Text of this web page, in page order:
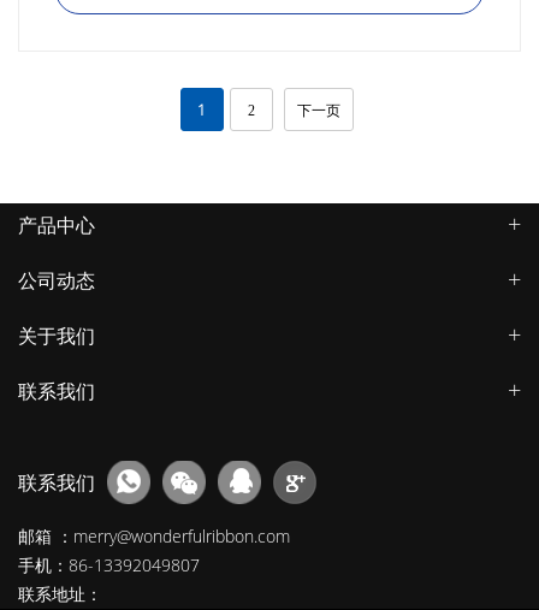
1 2 下一页
产品中心
公司动态
关于我们
联系我们
联系我们
邮箱 ：merry@wonderfulribbon.com
手机：86-13392049807
联系地址：